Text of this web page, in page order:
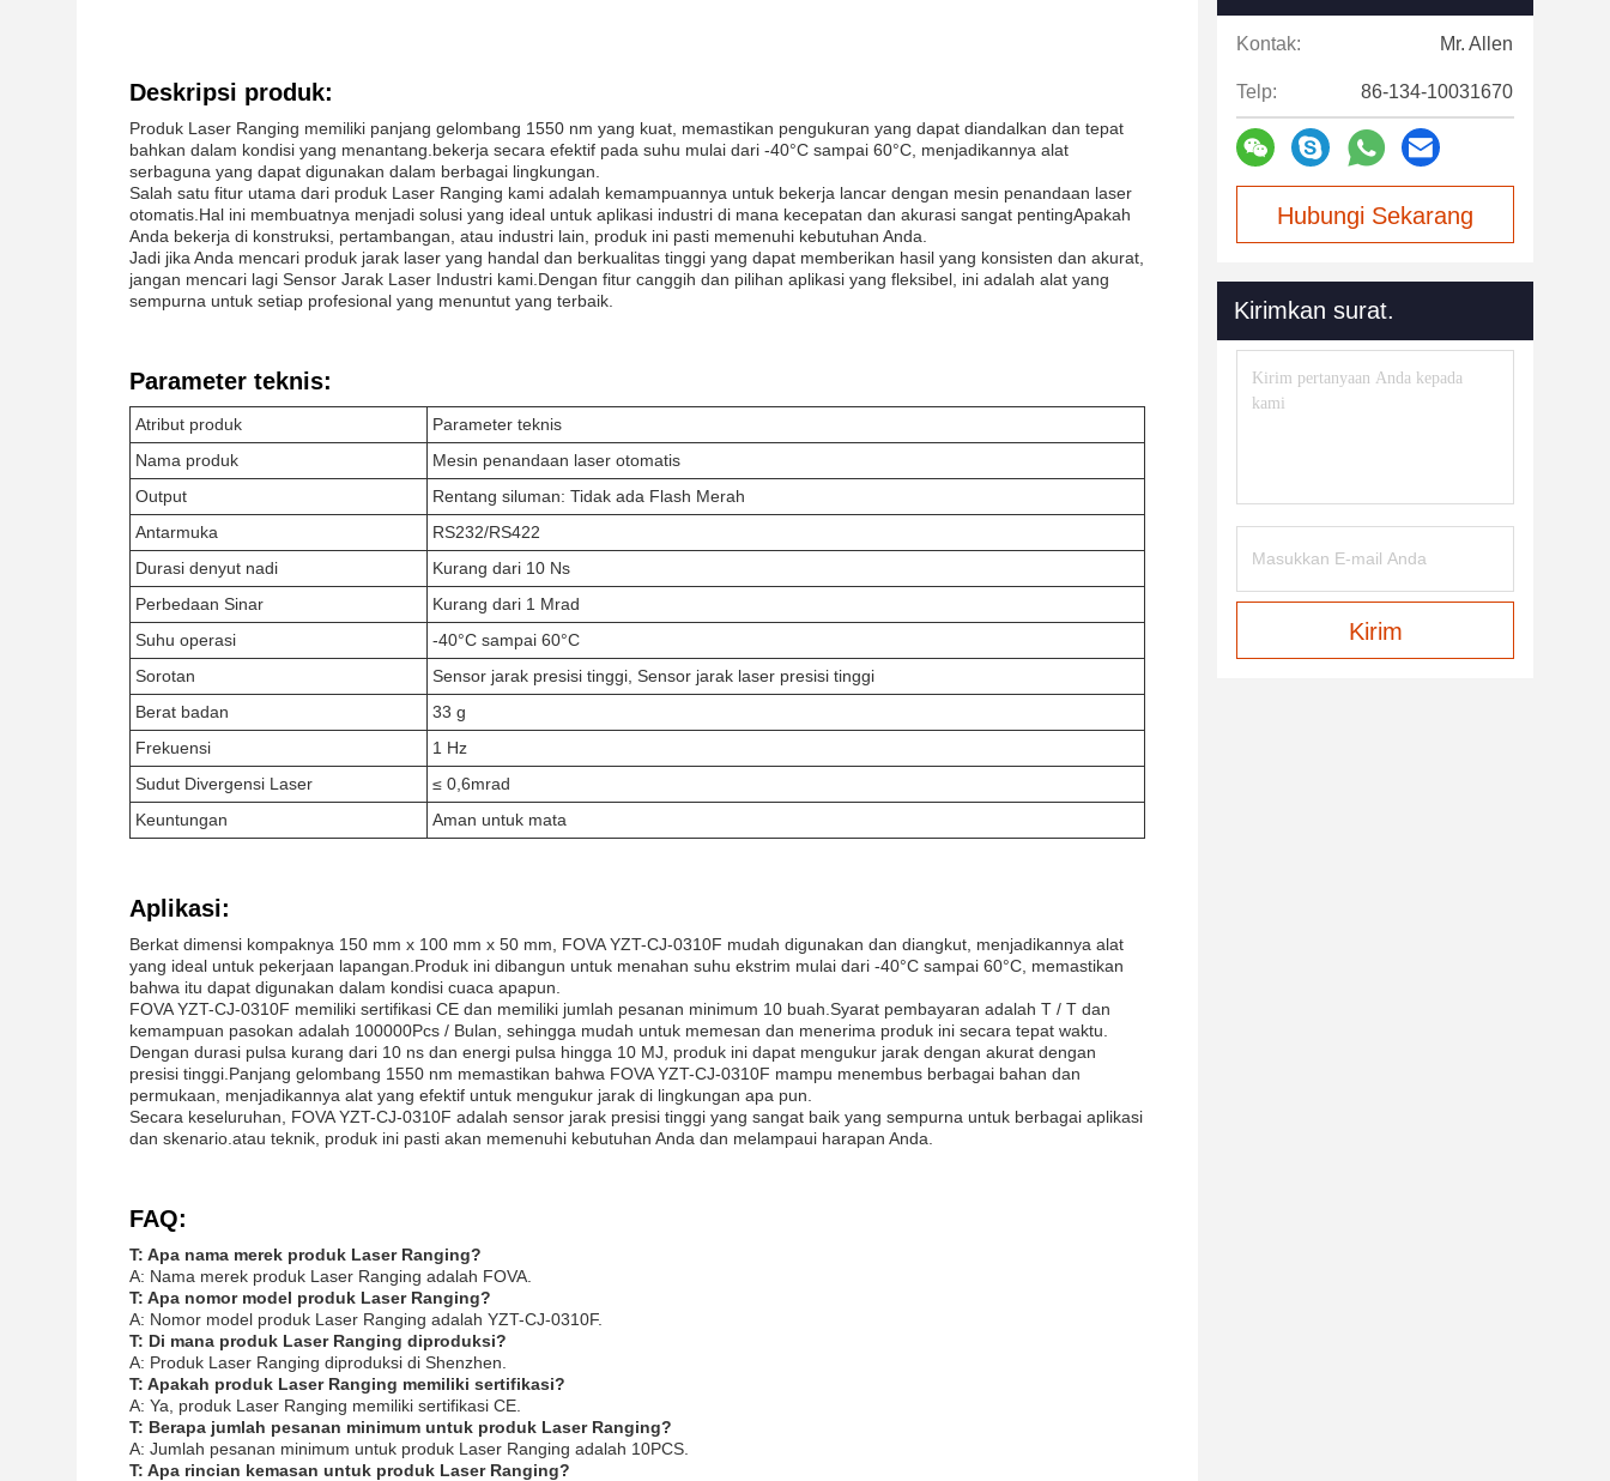
Deskripsi produk:
Produk Laser Ranging memiliki panjang gelombang 1550 nm yang kuat, memastikan pengukuran yang dapat diandalkan dan tepat
bahkan dalam kondisi yang menantang.bekerja secara efektif pada suhu mulai dari -40°C sampai 60°C, menjadikannya alat
serbaguna yang dapat digunakan dalam berbagai lingkungan.
Salah satu fitur utama dari produk Laser Ranging kami adalah kemampuannya untuk bekerja lancar dengan mesin penandaan laser
otomatis.Hal ini membuatnya menjadi solusi yang ideal untuk aplikasi industri di mana kecepatan dan akurasi sangat pentingApakah
Anda bekerja di konstruksi, pertambangan, atau industri lain, produk ini pasti memenuhi kebutuhan Anda.
Jadi jika Anda mencari produk jarak laser yang handal dan berkualitas tinggi yang dapat memberikan hasil yang konsisten dan akurat,
jangan mencari lagi Sensor Jarak Laser Industri kami.Dengan fitur canggih dan pilihan aplikasi yang fleksibel, ini adalah alat yang
sempurna untuk setiap profesional yang menuntut yang terbaik.
Parameter teknis:
Atribut produk
Parameter teknis
Nama produk
Mesin penandaan laser otomatis
Output
Rentang siluman: Tidak ada Flash Merah
Antarmuka
RS232/RS422
Durasi denyut nadi
Kurang dari 10 Ns
Perbedaan Sinar
Kurang dari 1 Mrad
Suhu operasi
-40°C sampai 60°C
Sorotan
Sensor jarak presisi tinggi, Sensor jarak laser presisi tinggi
Berat badan
33 g
Frekuensi
1 Hz
Sudut Divergensi Laser
≤ 0,6mrad
Keuntungan
Aman untuk mata
Aplikasi:
Berkat dimensi kompaknya 150 mm x 100 mm x 50 mm, FOVA YZT-CJ-0310F mudah digunakan dan diangkut, menjadikannya alat
yang ideal untuk pekerjaan lapangan.Produk ini dibangun untuk menahan suhu ekstrim mulai dari -40°C sampai 60°C, memastikan
bahwa itu dapat digunakan dalam kondisi cuaca apapun.
FOVA YZT-CJ-0310F memiliki sertifikasi CE dan memiliki jumlah pesanan minimum 10 buah.Syarat pembayaran adalah T / T dan
kemampuan pasokan adalah 100000Pcs / Bulan, sehingga mudah untuk memesan dan menerima produk ini secara tepat waktu.
Dengan durasi pulsa kurang dari 10 ns dan energi pulsa hingga 10 MJ, produk ini dapat mengukur jarak dengan akurat dengan
presisi tinggi.Panjang gelombang 1550 nm memastikan bahwa FOVA YZT-CJ-0310F mampu menembus berbagai bahan dan
permukaan, menjadikannya alat yang efektif untuk mengukur jarak di lingkungan apa pun.
Secara keseluruhan, FOVA YZT-CJ-0310F adalah sensor jarak presisi tinggi yang sangat baik yang sempurna untuk berbagai aplikasi
dan skenario.atau teknik, produk ini pasti akan memenuhi kebutuhan Anda dan melampaui harapan Anda.
FAQ:
T: Apa nama merek produk Laser Ranging?
A: Nama merek produk Laser Ranging adalah FOVA.
T: Apa nomor model produk Laser Ranging?
A: Nomor model produk Laser Ranging adalah YZT-CJ-0310F.
T: Di mana produk Laser Ranging diproduksi?
A: Produk Laser Ranging diproduksi di Shenzhen.
T: Apakah produk Laser Ranging memiliki sertifikasi?
A: Ya, produk Laser Ranging memiliki sertifikasi CE.
T: Berapa jumlah pesanan minimum untuk produk Laser Ranging?
A: Jumlah pesanan minimum untuk produk Laser Ranging adalah 10PCS.
T: Apa rincian kemasan untuk produk Laser Ranging?
Kontak: Mr. Allen
Telp: 86-134-10031670
Hubungi Sekarang
Kirimkan surat.
Kirim